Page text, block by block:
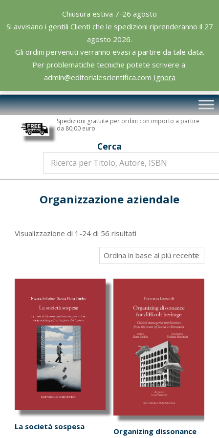
Chiusura estiva 7-26 agosto
Si avvisano i gentili Clienti che le spedizioni riprenderanno il 27
agosto 2026.
Gli ordini pervenuti verranno evasi a partire da tale data.
Per problematiche tecniche potete scrivere a:
admin@editorialescientifica.com Ignora
content
Editoriale
Scientifica
Primary
Navigation
Spedizioni gratuite per ordini con importo a partire
da 80,00 euro
Cerca
Organizzazione aziendale
Visualizzazione di 1-24 di 56 risultati
in
base
recente
La società sospesa
Organizing dissonance